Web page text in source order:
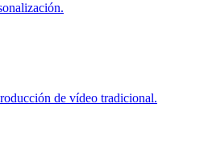
de vídeo tradicional.